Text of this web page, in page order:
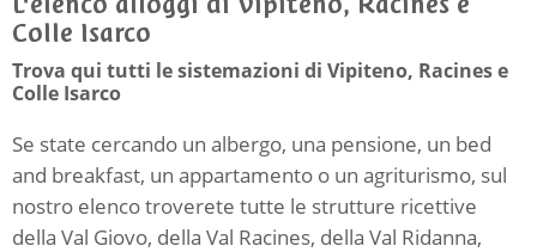
Colle Isarco
Trova qui tutti le sistemazioni di Vipiteno, Racines e
Colle Isarco
Se state cercando un albergo, una pensione, un bed
and breakfast, un appartamento o un agriturismo, sul
nostro elenco troverete tutte le strutture ricettive
della Val Giovo, della Val Racines, della Val Ridanna,